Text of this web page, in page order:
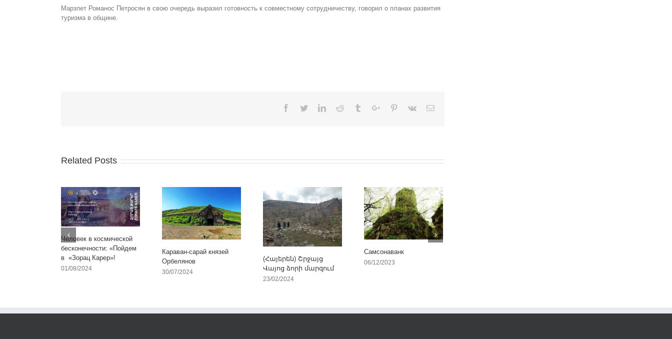
Марзпет Романос Петросян в свою очередь выразил готовность к совместному сотрудничеству, говорил о планах развития
туризма в общине.
Facebook
TwitterLinkedinReddit TumblrGoogle+Pinterest
Vk Email
Related Posts
Человек в космической
бесконечности: «Пойдем
в «Зорац Карер»!
01/08/2024
Караван-сарай князей
Орбелянов
30/07/2024
(Հայերեն) Շրջայց
Վայոց ձորի մարզում
23/02/2024
Самсонаванк
06/12/2023